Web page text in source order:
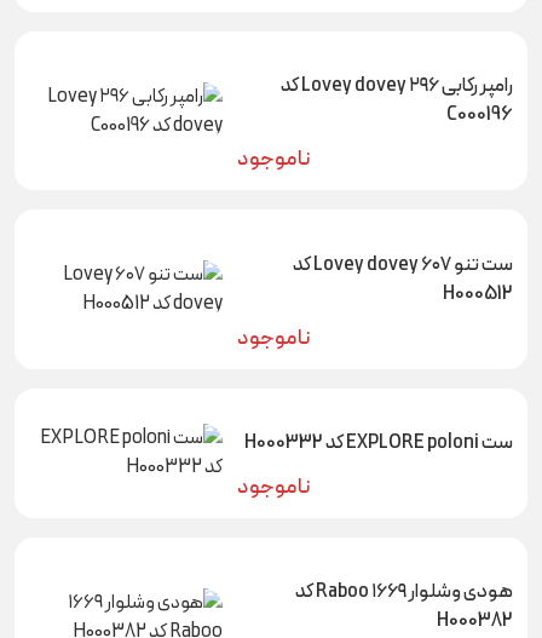
رامپر رکابی ۲۹۶ Lovey dovey کد
C000196
ناموجود
ست تنو ۶۰۷ Lovey dovey کد
H000512
ناموجود
ست EXPLORE poloni کد H000332
ناموجود
هودی وشلوار ۱۶۶۹ Raboo کد
H000382